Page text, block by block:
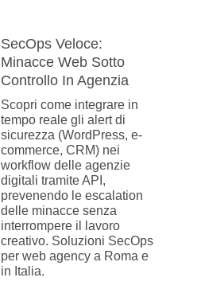
SecOps Veloce:
Minacce Web Sotto
Controllo In Agenzia
Scopri come integrare in
tempo reale gli alert di
sicurezza (WordPress, e-
commerce, CRM) nei
workflow delle agenzie
digitali tramite API,
prevenendo le escalation
delle minacce senza
interrompere il lavoro
creativo. Soluzioni SecOps
per web agency a Roma e
in Italia.